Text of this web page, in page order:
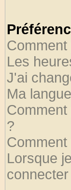
Les
J'ai
Ma
?
Lorsque
connecter